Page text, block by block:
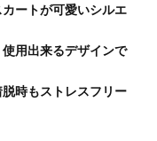
ートが可愛いシルエ
用出来るデザインで
時もストレスフリー